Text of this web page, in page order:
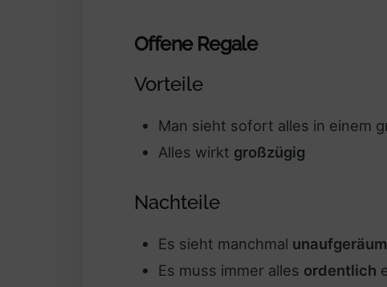
Offene Regale
Vorteile
Man sieht sofort alles in einem
Alles wirkt großzügig
Nachteile
Es sieht manchmal
Es muss immer alles ordentlich